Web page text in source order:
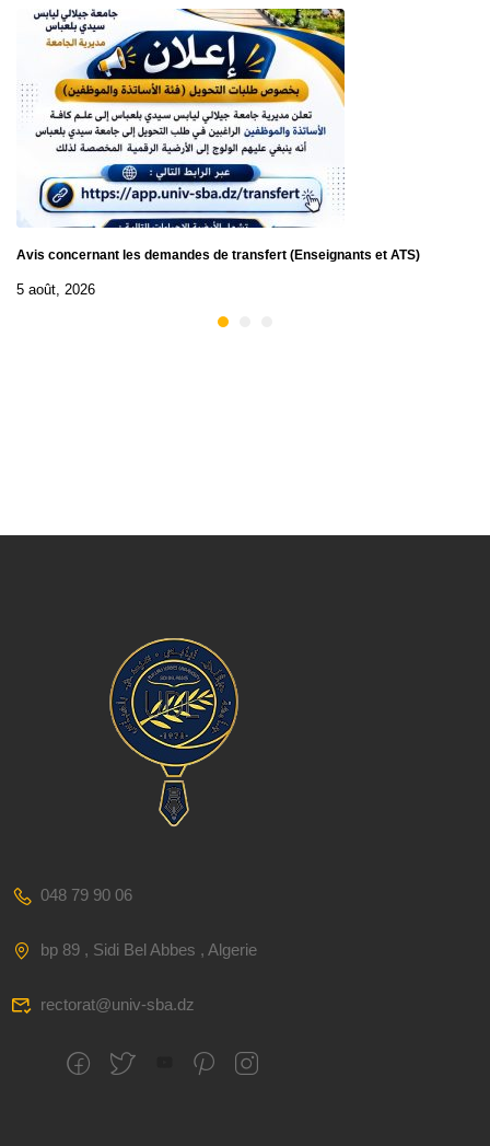
Avis concernant les demandes de transfert (Enseignants et ATS)
5 août, 2026
048 79 90 06
bp 89 , Sidi Bel Abbes , Algerie
rectorat@univ-sba.dz